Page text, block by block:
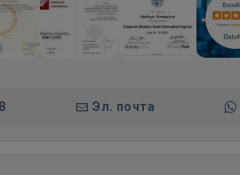
Эл. почта